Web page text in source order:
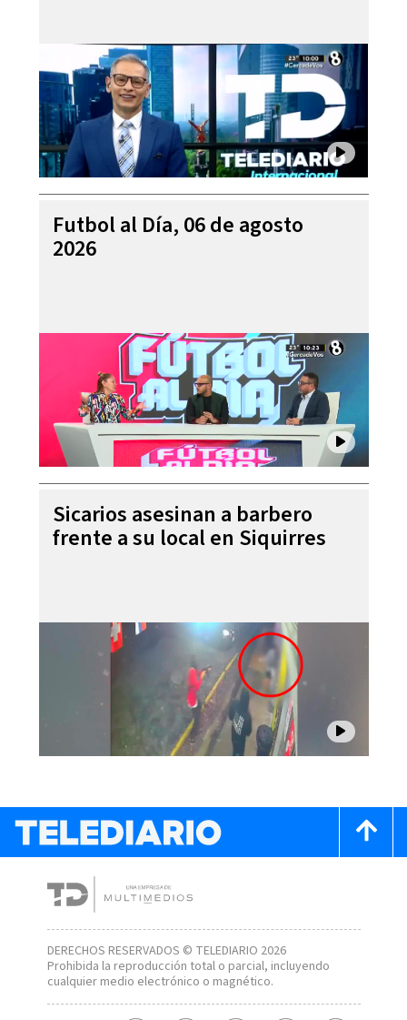
Futbol al Día, 06 de agosto
2026
Sicarios asesinan a barbero
frente a su local en Siquirres
DERECHOS RESERVADOS © TELEDIARIO 2026
Prohibida la reproducción total o parcial, incluyendo
cualquier medio electrónico o magnético.